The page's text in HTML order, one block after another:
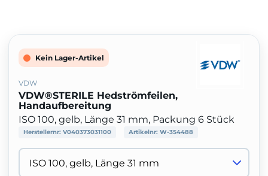
Kein Lager-Artikel
VDW
VDW®STERILE Hedströmfeilen,
Handaufbereitung
ISO 100, gelb, Länge 31 mm, Packung 6 Stück
Herstellernr: V040373031100 Artikelnr: W-354488